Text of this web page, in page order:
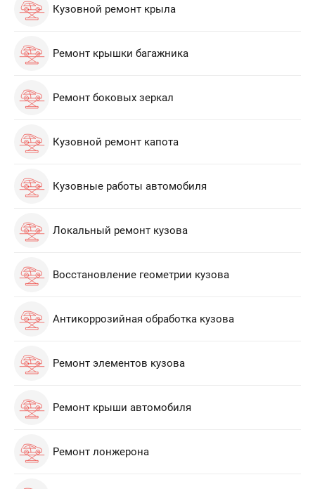
Кузовной ремонт крыла
Ремонт крышки багажника
Ремонт боковых зеркал
Кузовной ремонт капота
Кузовные работы автомобиля
Локальный ремонт кузова
Восстановление геометрии кузова
Антикоррозийная обработка кузова
Ремонт элементов кузова
Ремонт крыши автомобиля
Ремонт лонжерона